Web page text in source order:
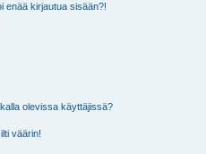
enää kirjautua sisään?!
olevissa käyttäjissä?
väärin!